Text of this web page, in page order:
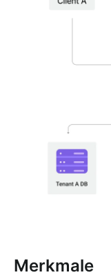
Merkmale